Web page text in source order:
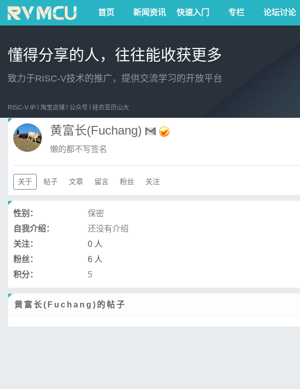
首页 新闻资讯 快速入门 专栏 论坛讨论
懂得分享的人，往往能收获更多
致力于RISC-V技术的推广，提供交流学习的开放平台
RISC-V IP 淘宝店铺 公众号 硅农亚历山大
黄富长(Fuchang)
懒的都不写签名
关于 帖子 文章 留言 粉丝 关注
性别：
保密
自我介绍：
还没有介绍
关注：
0 人
粉丝：
6 人
积分：
5
黄富长(Fuchang)的帖子